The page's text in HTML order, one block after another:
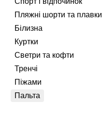
Пляжні шорти та плавки
Білизна
Куртки
Светри та кофти
Тренчі
Піжами
Пальта